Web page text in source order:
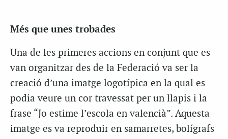
Més que unes trobades
Una de les primeres accions en conjunt que es
van organitzar des de la Federació va ser la
creació d’una imatge logotípica en la qual es
podia veure un cor travessat per un llapis i la
frase “Jo estime l’escola en valencià”. Aquesta
imatge es va reproduir en samarretes, bolígrafs